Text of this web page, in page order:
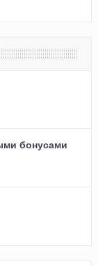
бонусами